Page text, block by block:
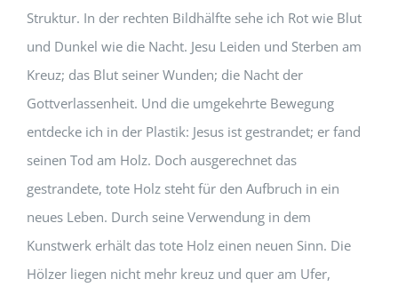
Struktur. In der rechten Bildhälfte sehe ich Rot wie Blut
und Dunkel wie die Nacht. Jesu Leiden und Sterben am
Kreuz; das Blut seiner Wunden; die Nacht der
Gottverlassenheit. Und die umgekehrte Bewegung
entdecke ich in der Plastik: Jesus ist gestrandet; er fand
seinen Tod am Holz. Doch ausgerechnet das
gestrandete, tote Holz steht für den Aufbruch in ein
neues Leben. Durch seine Verwendung in dem
Kunstwerk erhält das tote Holz einen neuen Sinn. Die
Hölzer liegen nicht mehr kreuz und quer am Ufer,